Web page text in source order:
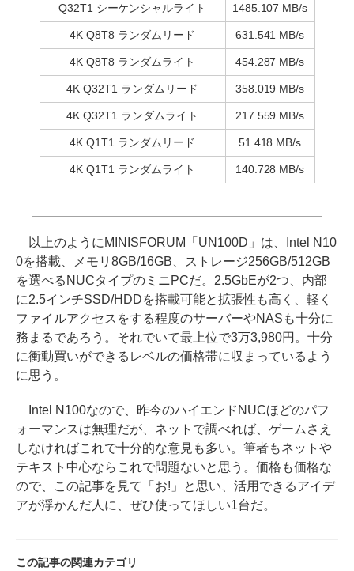
Q32T1 シーケンシャルライト 1485.107 MB/s
4K Q8T8 ランダムリード 631.541 MB/s
4K Q8T8 ランダムライト 454.287 MB/s
4K Q32T1 ランダムリード 358.019 MB/s
4K Q32T1 ランダムライト 217.559 MB/s
4K Q1T1 ランダムリード 51.418 MB/s
4K Q1T1 ランダムライト 140.728 MB/s
以上のようにMINISFORUM「UN100D」は、Intel N10
0を搭載、メモリ8GB/16GB、ストレージ256GB/512GB
を選べるNUCタイプのミニPCだ。2.5GbEが2つ、内部
に2.5インチSSD/HDDを搭載可能と拡張性も高く、軽く
ファイルアクセスをする程度のサーバーやNASも十分に
務まるであろう。それでいて最上位で3万3,980円。十分
に衝動買いができるレベルの価格帯に収まっているよう
に思う。
Intel N100なので、昨今のハイエンドNUCほどのパフ
ォーマンスは無理だが、ネットで調べれば、ゲームさえ
しなければこれで十分的な意見も多い。筆者もネットや
テキスト中心ならこれで問題ないと思う。価格も価格な
ので、この記事を見て「お!」と思い、活用できるアイデ
アが浮かんだ人に、ぜひ使ってほしい1台だ。
この記事の関連カテゴリ